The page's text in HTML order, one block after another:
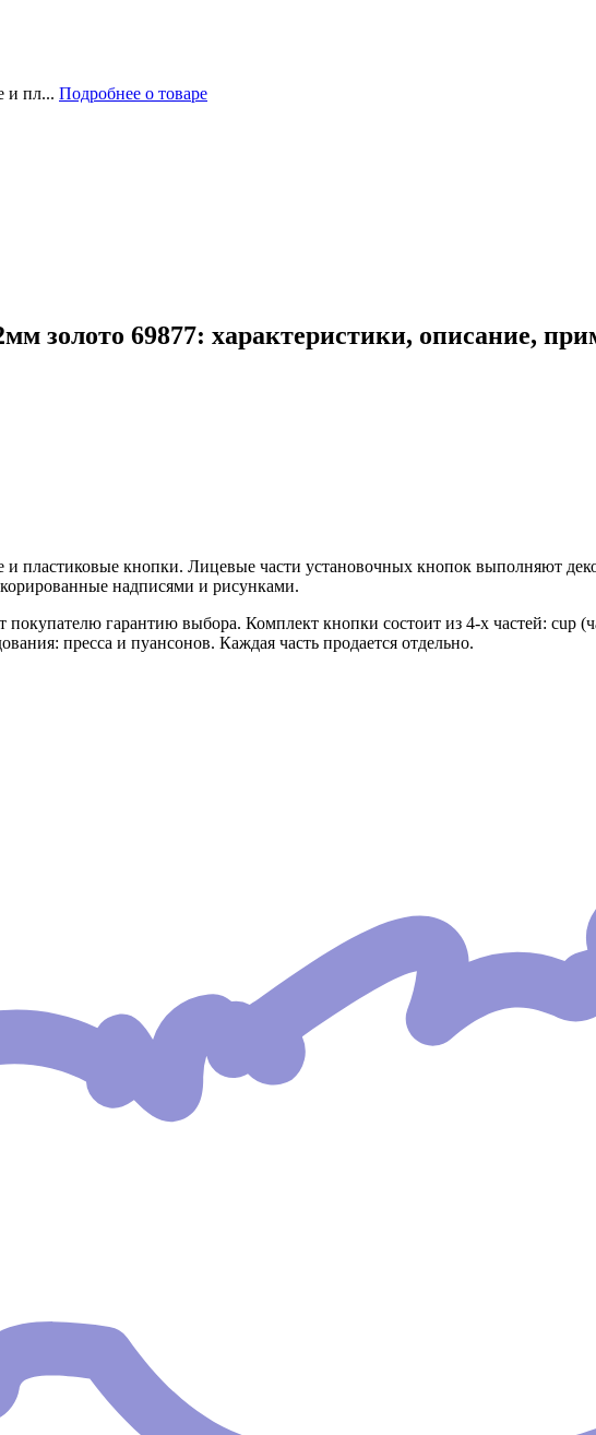
и пл... Подробнее о товаре
золото 69877: характеристики, описание,
и пластиковые кнопки. Лицевые части установочных кнопок выполняют
надписями и рисунками.
покупателю гарантию выбора. Комплект кнопки состоит из 4-х частей: cup
пресса и пуансонов. Каждая часть продается отдельно.